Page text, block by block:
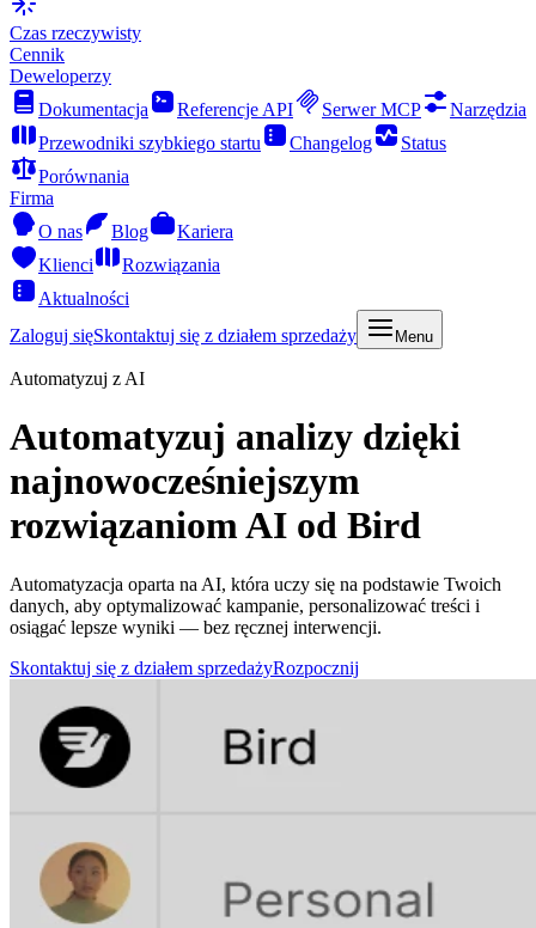
Czas rzeczywisty
Cennik
Deweloperzy
Dokumentacja
Referencje API Serwer MCP
Narzędzia
Przewodniki szybkiego startu
Changelog
Status
Porównania
Firma
O nas
Blog
Kariera
Klienci
Rozwiązania
Aktualności
Zaloguj sięSkontaktuj się z działem sprzedaży Menu
Automatyzuj z AI
Automatyzuj analizy dzięki
najnowocześniejszym
rozwiązaniom AI od Bird
Automatyzacja oparta na AI, która uczy się na podstawie Twoich
danych, aby optymalizować kampanie, personalizować treści i
osiągać lepsze wyniki — bez ręcznej interwencji.
Skontaktuj się z działem sprzedażyRozpocznij